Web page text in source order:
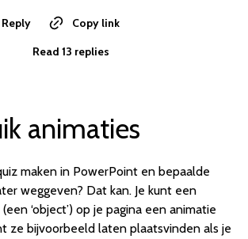
Reply
Copy link
Read 13 replies
animaties
maken in PowerPoint en bepaalde
weggeven? Dat kan. Je kunt een
‘object’) op je pagina een animatie
ze bijvoorbeeld laten plaatsvinden als je